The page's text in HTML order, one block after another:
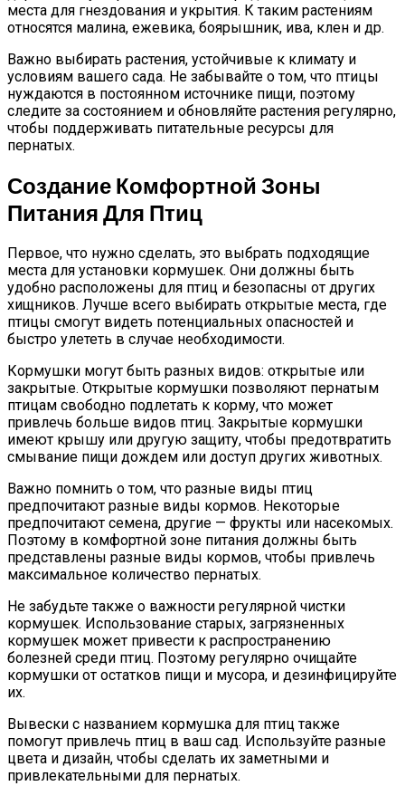
места для гнездования и укрытия. К таким растениям
относятся малина, ежевика, боярышник, ива, клен и др.
Важно выбирать растения, устойчивые к климату и
условиям вашего сада. Не забывайте о том, что птицы
нуждаются в постоянном источнике пищи, поэтому
следите за состоянием и обновляйте растения регулярно,
чтобы поддерживать питательные ресурсы для
пернатых.
Создание Комфортной Зоны
Питания Для Птиц
Первое, что нужно сделать, это выбрать подходящие
места для установки кормушек. Они должны быть
удобно расположены для птиц и безопасны от других
хищников. Лучше всего выбирать открытые места, где
птицы смогут видеть потенциальных опасностей и
быстро улететь в случае необходимости.
Кормушки могут быть разных видов: открытые или
закрытые. Открытые кормушки позволяют пернатым
птицам свободно подлетать к корму, что может
привлечь больше видов птиц. Закрытые кормушки
имеют крышу или другую защиту, чтобы предотвратить
смывание пищи дождем или доступ других животных.
Важно помнить о том, что разные виды птиц
предпочитают разные виды кормов. Некоторые
предпочитают семена, другие — фрукты или насекомых.
Поэтому в комфортной зоне питания должны быть
представлены разные виды кормов, чтобы привлечь
максимальное количество пернатых.
Не забудьте также о важности регулярной чистки
кормушек. Использование старых, загрязненных
кормушек может привести к распространению
болезней среди птиц. Поэтому регулярно очищайте
кормушки от остатков пищи и мусора, и дезинфицируйте
их.
Вывески с названием кормушка для птиц также
помогут привлечь птиц в ваш сад. Используйте разные
цвета и дизайн, чтобы сделать их заметными и
привлекательными для пернатых.